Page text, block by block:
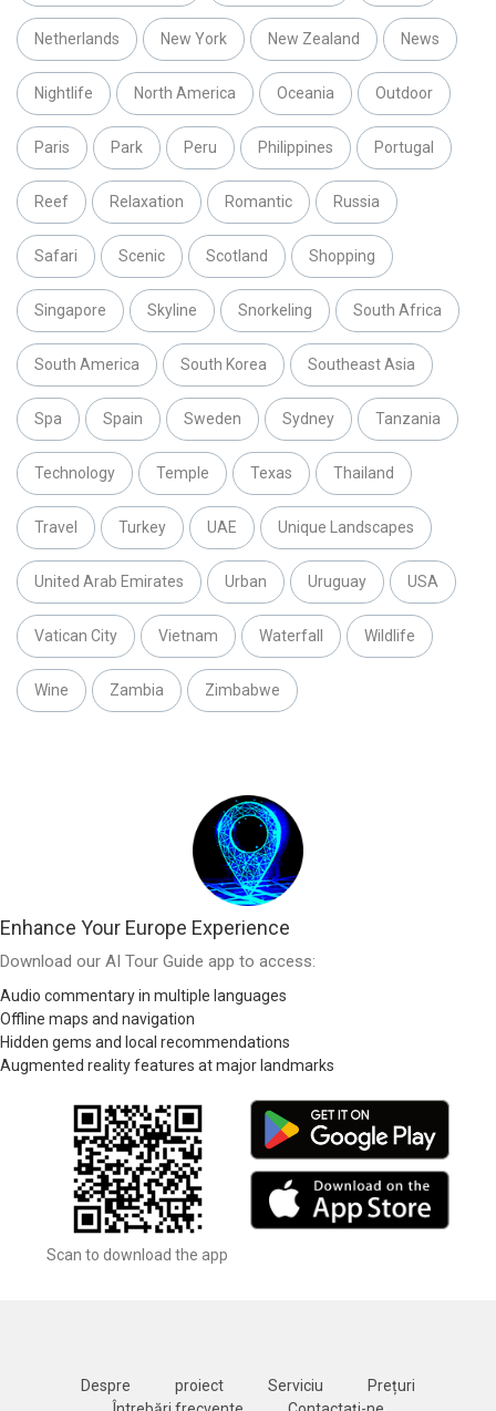
Netherlands New York New Zealand News
Nightlife North America Oceania Outdoor
Paris Park Peru Philippines Portugal
Reef Relaxation Romantic Russia
Safari Scenic Scotland Shopping
Singapore Skyline Snorkeling South Africa
South America South Korea Southeast Asia
Spa Spain Sweden Sydney Tanzania
Technology Temple Texas Thailand
Travel Turkey UAE Unique Landscapes
United Arab Emirates Urban Uruguay USA
Vatican City Vietnam Waterfall Wildlife
Wine Zambia Zimbabwe
Enhance Your Europe Experience
Download our AI Tour Guide app to access:
Audio commentary in multiple languages
Offline maps and navigation
Hidden gems and local recommendations
Augmented reality features at major landmarks
Scan to download the app
Despre proiect Serviciu
Prețuri